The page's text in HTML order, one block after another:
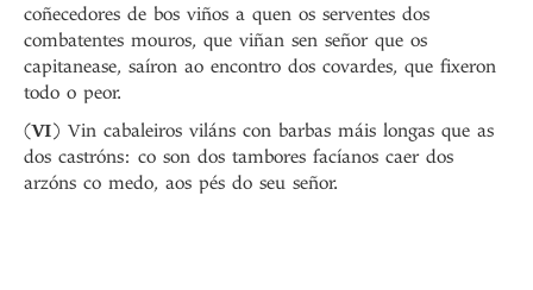
coñecedores de bos viños a quen os serventes dos
combatentes mouros, que viñan sen señor que os
capitanease, saíron ao encontro dos covardes, que fixeron
todo o peor.
(VI) Vin cabaleiros viláns con barbas máis longas que as
dos castróns: co son dos tambores facíanos caer dos
arzóns co medo, aos pés do seu señor.